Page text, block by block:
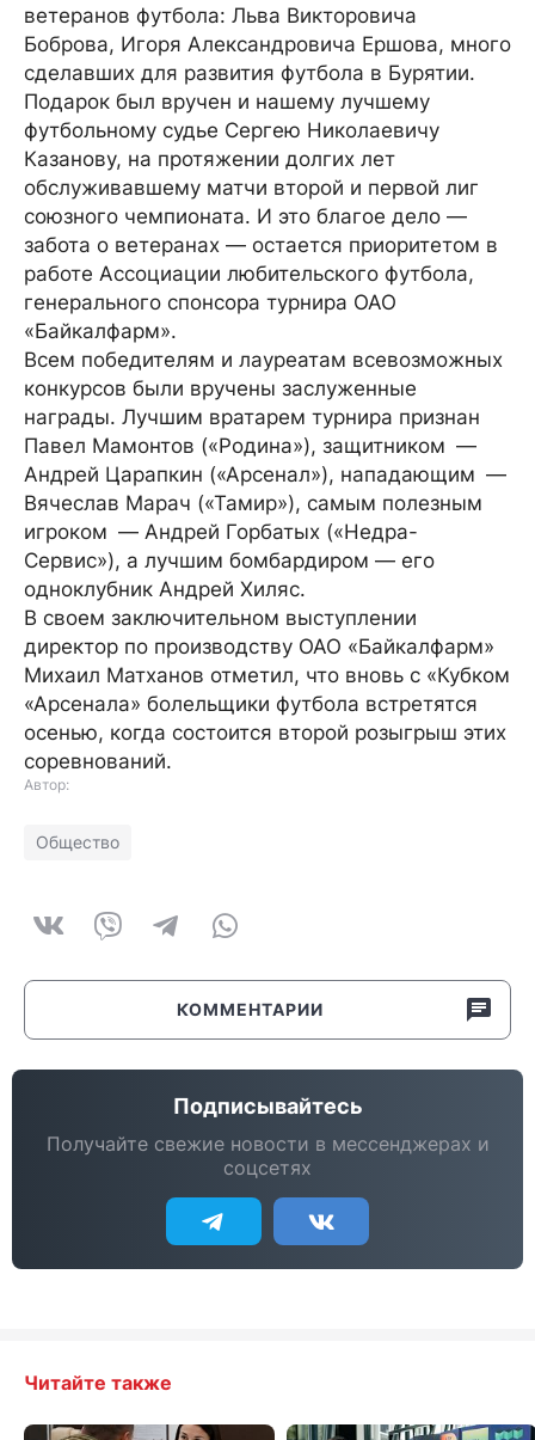
ветеранов футбола: Льва Викторовича
Боброва, Игоря Александровича Ершова, много
сделавших для развития футбола в Бурятии.
Подарок был вручен и нашему лучшему
футбольному судье Сергею Николаевичу
Казанову, на протяжении долгих лет
обслуживавшему матчи второй и первой лиг
союзного чемпионата. И это благое дело —
забота о ветеранах — остается приоритетом в
работе Ассоциации любительского футбола,
генерального спонсора турнира ОАО
«Байкалфарм».
Всем победителям и лауреатам всевозможных
конкурсов были вручены заслуженные
награды. Лучшим вратарем турнира признан
Павел Мамонтов («Родина»), защитником —
Андрей Царапкин («Арсенал»), нападающим —
Вячеслав Марач («Тамир»), самым полезным
игроком — Андрей Горбатых («Недра-
Сервис»), а лучшим бомбардиром — его
одноклубник Андрей Хиляс.
В своем заключительном выступлении
директор по производству ОАО «Байкалфарм»
Михаил Матханов отметил, что вновь с «Кубком
«Арсенала» болельщики футбола встретятся
осенью, когда состоится второй розыгрыш этих
соревнований.
Автор:
Общество
КОММЕНТАРИИ
Подписывайтесь
Получайте свежие новости в мессенджерах и
соцсетях
Читайте также